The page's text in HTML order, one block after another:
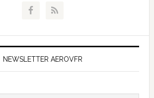
NEWSLETTER AEROVFR